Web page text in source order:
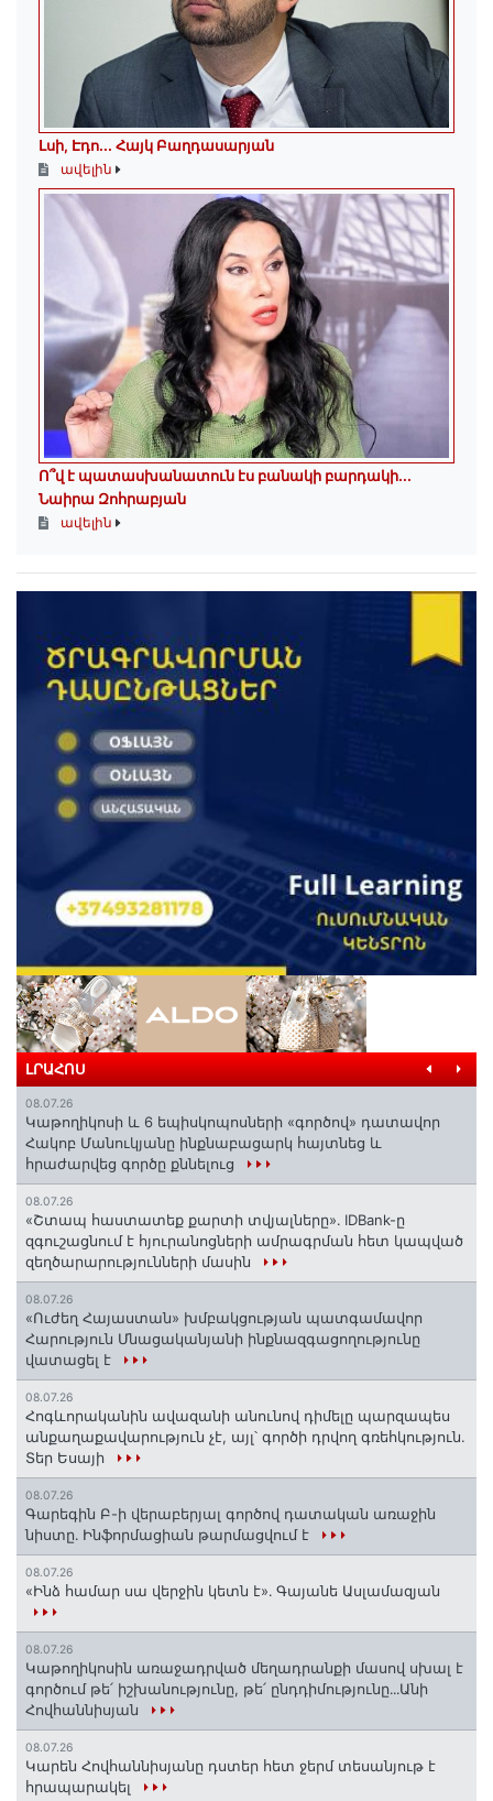
Լսի, Էդո․․․ Հայկ Բաղդասարյան
ավելին
Ո՞վ է պատասխանատուն էս բանակի բարդակի․․․
Նաիրա Զոհրաբյան
ավելին
ԼՐԱՀՈՍ
08.07.26
️Կաթողիկոսի և 6 եպիսկոպոսների «գործով» դատավոր
Հակոբ Մանուկյանը ինքնաբացարկ հայտնեց և
հրաժարվեց գործը քննելուց
08.07.26
«Շտապ հաստատեք քարտի տվյալները»․ IDBank-ը
զգուշացնում է հյուրանոցների ամրագրման հետ կապված
զեղծարարությունների մասին
08.07.26
«Ուժեղ Հայաստան» խմբակցության պատգամավոր
Հարություն Մնացականյանի ինքնազգացողությունը
վատացել է
08.07.26
Հոգևորականին ավազանի անունով դիմելը պարզապես
անքաղաքավարություն չէ, այլ՝ գործի դրվող գռեհկություն.
Տեր Եսայի
08.07.26
Գարեգին Բ-ի վերաբերյալ գործով դատական առաջին
նիստը․ Ինֆորմացիան թարմացվում է
08.07.26
«Ինձ համար սա վերջին կետն է»․ Գայանե Ասլամազյան
08.07.26
Կաթողիկոսին առաջադրված մեղադրանքի մասով սխալ է
գործում թե՛ իշխանությունը, թե՛ ընդդիմությունը․․․Անի
Հովհաննիսյան
08.07.26
Կարեն Հովհաննիսյանը դստեր հետ ջերմ տեսանյութ է
հրապարակել